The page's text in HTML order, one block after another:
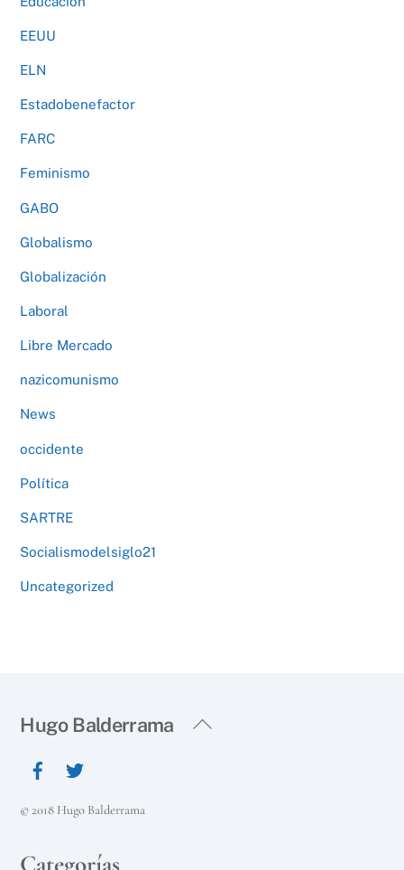
EEUU
ELN
Estadobenefactor
FARC
Feminismo
GABO
Globalismo
Globalización
Laboral
Libre Mercado
nazicomunismo
News
occidente
Política
SARTRE
Socialismodelsiglo21
Uncategorized
Back
Hugo Balderrama
© 2018 Hugo Balderrama
Categorías